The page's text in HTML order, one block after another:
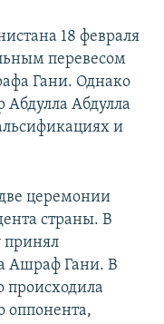
18 февраля
перевесом
Гани. Однако
Абдулла
и
церемонии
страны. В
принял
Ашраф Гани. В
происходила
оппонента,